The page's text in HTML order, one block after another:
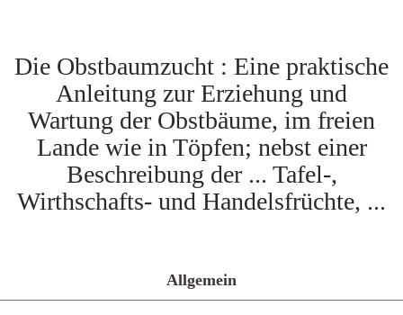
Die Obstbaumzucht : Eine praktische
Anleitung zur Erziehung und
Wartung der Obstbäume, im freien
Lande wie in Töpfen; nebst einer
Beschreibung der ... Tafel-,
Wirthschafts- und Handelsfrüchte, ...
Allgemein